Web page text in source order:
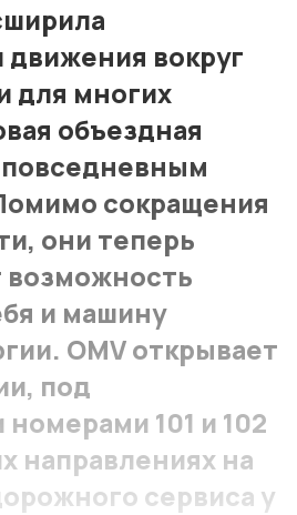
Видео
материалов
и cookie
вокруг
для многих
объездная
повседневным
сокращения
они теперь
возможность
и машину
OMV открывает
под
101 и 102
направлениях на
сервиса у